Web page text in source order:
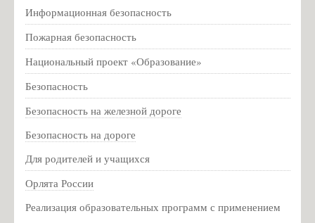
Мероприятия музея 2021г
Партизанское движение
Партизанское движение на Псковщине
Для родителей
Социально-психологическое тестирование
Профилактика гриппа
профилактики вирусных заболеваний
Информационная безопасность
Пожарная безопасность
Национальный проект «Образование»
Безопасность
Безопасность на железной дороге
Безопасность на дороге
Для родителей и учащихся
Орлята России
Реализация образовательных программ с применением